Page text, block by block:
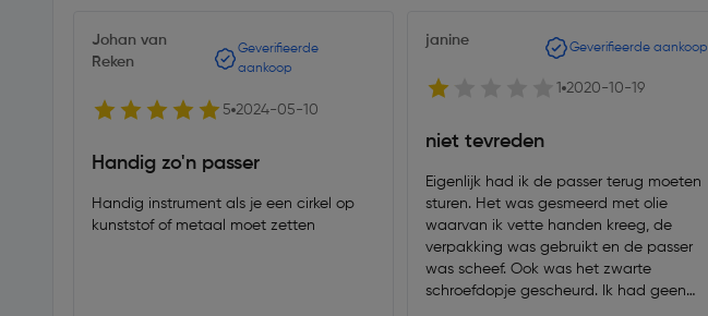
Johan van
Reken
Geverifieerde
aankoop
5 2024-05-10
Handig zo'n passer
Handig instrument als je een cirkel op
kunststof of metaal moet zetten
janine Geverifieerde aankoop
1 2020-10-19
niet tevreden
Eigenlijk had ik de passer terug moeten
sturen. Het was gesmeerd met olie
waarvan ik vette handen kreeg, de
verpakking was gebruikt en de passer
was scheef. Ook was het zwarte
schroefdopje gescheurd. Ik had geen